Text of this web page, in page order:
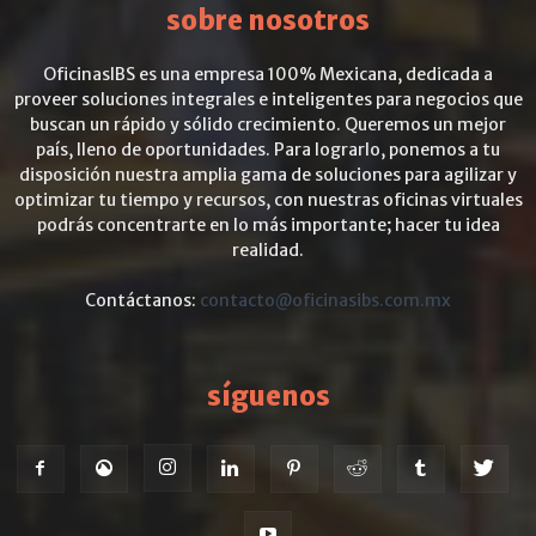
sobre nosotros
OficinasIBS es una empresa 100% Mexicana, dedicada a
proveer soluciones integrales e inteligentes para negocios que
buscan un rápido y sólido crecimiento. Queremos un mejor
país, lleno de oportunidades. Para lograrlo, ponemos a tu
disposición nuestra amplia gama de soluciones para agilizar y
optimizar tu tiempo y recursos, con nuestras oficinas virtuales
podrás concentrarte en lo más importante; hacer tu idea
realidad.
Contáctanos: contacto@oficinasibs.com.mx
síguenos